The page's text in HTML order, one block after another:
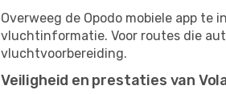
Overweeg de Opodo mobiele app
vluchtinformatie. Voor routes die
vluchtvoorbereiding.
Veiligheid en prestaties van